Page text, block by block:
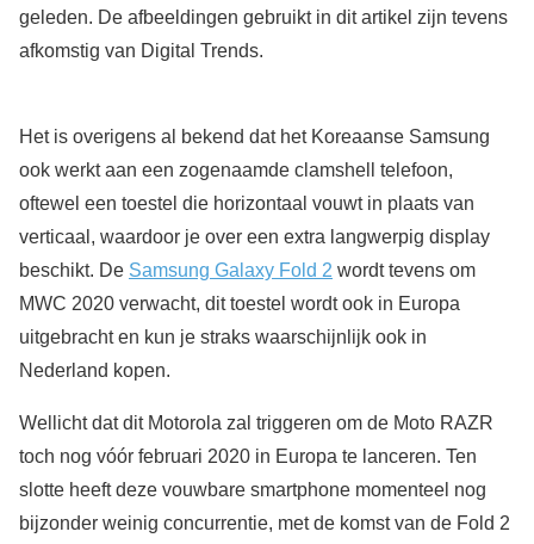
geleden. De afbeeldingen gebruikt in dit artikel zijn tevens
afkomstig van Digital Trends.
Het is overigens al bekend dat het Koreaanse Samsung
ook werkt aan een zogenaamde clamshell telefoon,
oftewel een toestel die horizontaal vouwt in plaats van
verticaal, waardoor je over een extra langwerpig display
beschikt. De Samsung Galaxy Fold 2 wordt tevens om
MWC 2020 verwacht, dit toestel wordt ook in Europa
uitgebracht en kun je straks waarschijnlijk ook in
Nederland kopen.
Wellicht dat dit Motorola zal triggeren om de Moto RAZR
toch nog vóór februari 2020 in Europa te lanceren. Ten
slotte heeft deze vouwbare smartphone momenteel nog
bijzonder weinig concurrentie, met de komst van de Fold 2